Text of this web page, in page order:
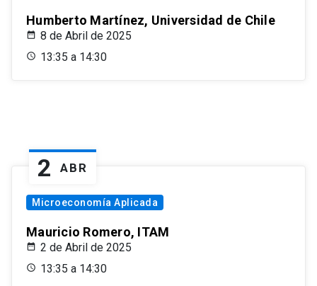
Humberto Martínez, Universidad de Chile
8 de Abril de 2025
13:35 a 14:30
2 ABR
Microeconomía Aplicada
Mauricio Romero, ITAM
2 de Abril de 2025
13:35 a 14:30